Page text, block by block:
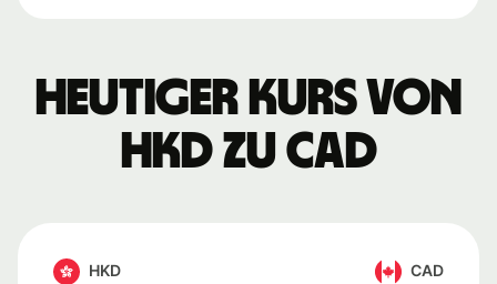
Heutiger Kurs von
HKD zu CAD
HKD CAD